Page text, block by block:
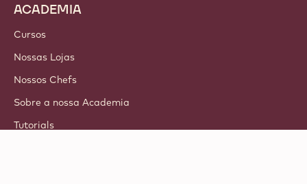
ACADEMIA
Cursos
Nossas Lojas
Nossos Chefs
Sobre a nossa Academia
Tutorials